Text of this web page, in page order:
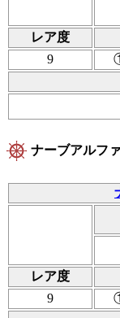
レア度
9
ナーブアルフ
レア度
9